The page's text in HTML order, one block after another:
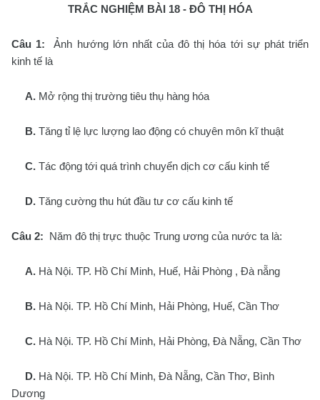
TRẮC NGHIỆM BÀI 18 - ĐÔ THỊ HÓA
Câu 1: Ảnh hướng lớn nhất của đô thị hóa tới sự phát triển
kinh tế là
A. Mở rộng thị trường tiêu thụ hàng hóa
B. Tăng tỉ lệ lực lượng lao động có chuyên môn kĩ thuật
C. Tác động tới quá trình chuyển dịch cơ cấu kinh tế
D. Tăng cường thu hút đầu tư cơ cấu kinh tế
Câu 2: Năm đô thị trực thuộc Trung ương của nước ta là:
A. Hà Nội. TP. Hồ Chí Minh, Huế, Hải Phòng , Đà nẵng
B. Hà Nội. TP. Hồ Chí Minh, Hải Phòng, Huế, Cần Thơ
C. Hà Nội. TP. Hồ Chí Minh, Hải Phòng, Đà Nẵng, Cần Thơ
D. Hà Nội. TP. Hồ Chí Minh, Đà Nẵng, Cần Thơ, Bình
Dương